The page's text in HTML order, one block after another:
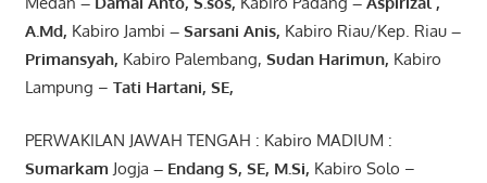
A.Md, Kabiro Jambi – Sarsani Anis, Kabiro Riau/Kep. Riau–
Primansyah, Kabiro Palembang, Sudan Harimun, Kabiro
Lampung – Tati Hartani, SE,
PERWAKILAN JAWAH TENGAH : Kabiro MADIUM :
Sumarkam Jogja – EndangS, SE, M.Si, Kabiro Solo –